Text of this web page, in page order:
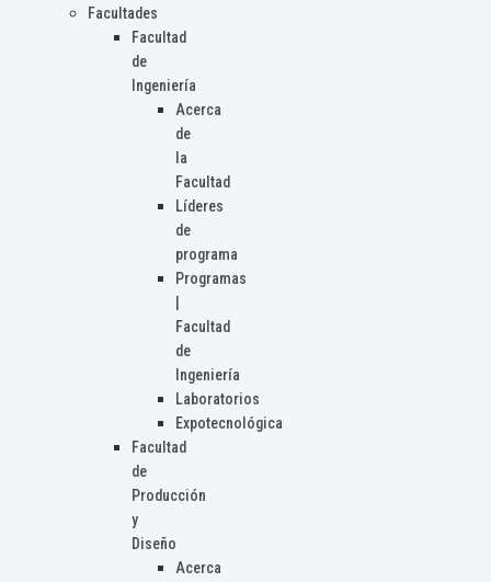
Facultades
Facultad
de
Ingeniería
Acerca
de
la
Facultad
Líderes
de
programa
Programas
Facultad
de
Ingeniería
Laboratorios
Expotecnológica
Facultad
de
Producción
y
Diseño
Acerca